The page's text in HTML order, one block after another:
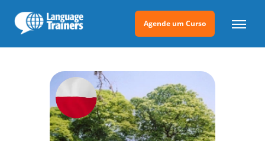
Agende um Curso